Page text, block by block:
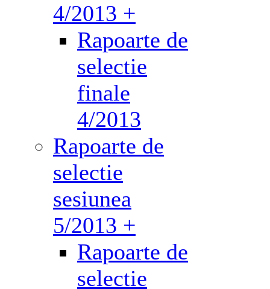
4/2013 +
Rapoarte de
selectie
finale
4/2013
Rapoarte de
selectie
sesiunea
5/2013 +
Rapoarte de
selectie